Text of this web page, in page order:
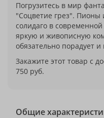
Погрузитесь в мир
"Соцветие грез". Пионы
солидаго в
яркую и живописную
обязательно порадует
Закажите этот товар с
750 руб.
Общие